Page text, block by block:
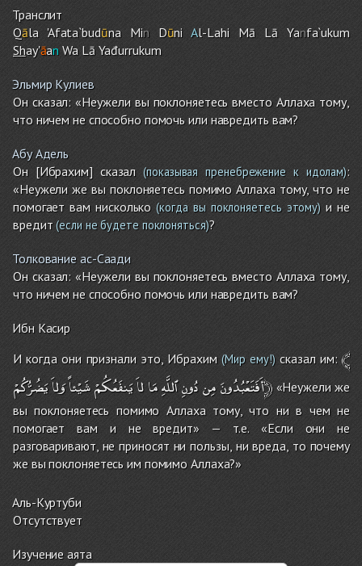
Транслит
Qāla 'Afata`budūna MinDūni Al-Lahi Mā Lā Yanfa`ukum
Shay'āan Wa Lā Yađurrukum
Эльмир Кулиев
Он сказал: «Неужели вы поклоняетесь вместо Аллаха тому,
что ничем не способно помочь или навредить вам?
Абу Адель
Он [Ибрахим] сказал (показывая пренебрежение к идолам):
«Неужели же вы поклоняетесь помимо Аллаха тому, что не
помогает вам нисколько (когда вы поклоняетесь этому) и не
вредит(если не будете поклоняться)?
Толкование ас-Саади
Он сказал: «Неужели вы поклоняетесь вместо Аллаха тому,
что ничем не способно помочь или навредить вам?
Ибн Касир
И когда они признали это, Ибрахим(Мир ему!)сказал им:﴾
أَفَتَعْبُدُونَمِندُونِٱللَّهِمَالاَيَنفَعُكُمْشَيْئاًوَلاَ يَضُرُّكُمْ﴿«Неужели же
вы поклоняетесь помимо Аллаха тому, что ни в чем не
помогает вам и не вредит» — т.е. «Если они не
разговаривают, не приносят ни пользы, ни вреда, то почему
же вы поклоняетесь им помимо Аллаха?»
Аль-Куртуби
Отсутствует
Изучение аята